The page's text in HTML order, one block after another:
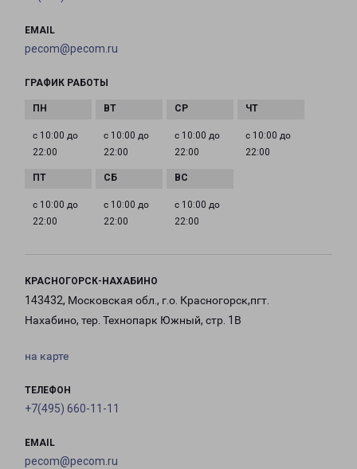
EMAIL
pecom@pecom.ru
ГРАФИК РАБОТЫ
с 10:00 до
22:00
с 10:00 до
22:00
с 10:00 до
22:00
с 10:00 до
22:00
с 10:00 до
22:00
с 10:00 до
22:00
с 10:00 до
22:00
КРАСНОГОРСК-НАХАБИНО
143432, Московская обл., г.о. Красногорск,пгт.
Нахабино, тер. Технопарк Южный, стр. 1В
на карте
ТЕЛЕФОН
+7(495) 660-11-11
EMAIL
pecom@pecom.ru